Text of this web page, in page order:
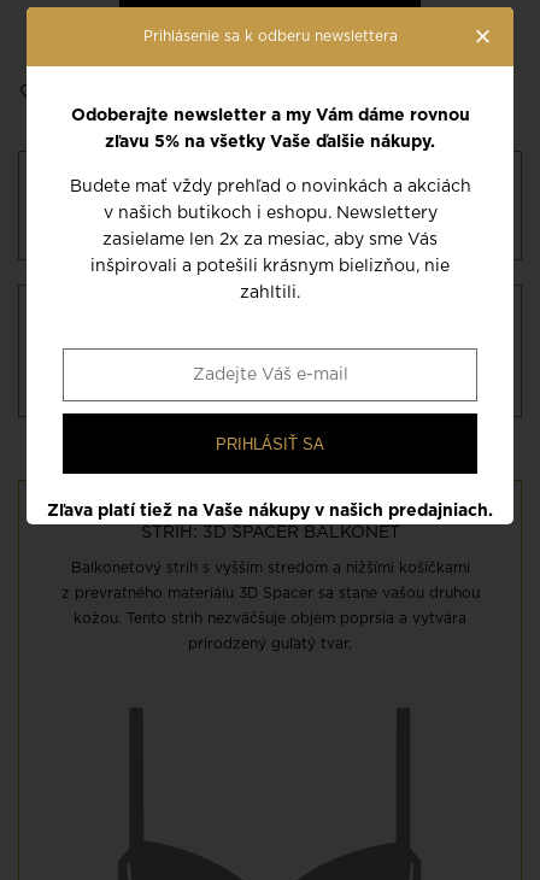
Dostupnosť a dodanie:
Pre informácie o
dostupnosti si prosím hore vyberte veľkosť.
poradni, kde nájdete aj prehľadnú
STRIH: 3D SPACER BALKONET
Balkonetový strih s vyšším stredom a nižšími košíčkami
z prevratného materiálu 3D Spacer sa stane vašou druhou
kožou. Tento strih nezväčšuje objem poprsia a vytvára
prirodzený guľatý tvar.
Prihlásenie sa k odberu newslettera ×
Odoberajte newsletter a my Vám dáme rovnou
zľavu 5% na všetky Vaše ďalšie nákupy.
Budete mať vždy prehľad o novinkách a akciách
v našich butikoch i eshopu. Newslettery
zasielame len 2x za mesiac, aby sme Vás
inšpirovali a potešili krásnym bielizňou, nie
zahltili.
PRIHLÁSIŤ SA
Zľava platí tiež na Vaše nákupy v našich predajniach.